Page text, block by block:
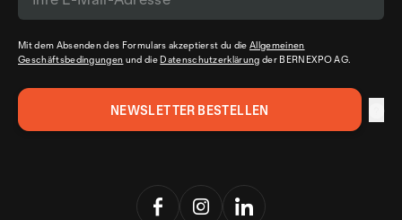
Mit dem Absenden des Formulars akzeptierst du dieAllgemeinen
Geschäftsbedingungen und die Datenschutzerklärung der BERNEXPO AG.